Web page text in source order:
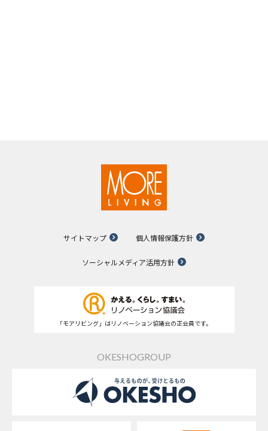
サイトマップ 個人情報保護方針
ソーシャルメディア活用方針
「モアリビング」はリノベーション協議会の正会員です。
OKESHOGROUP